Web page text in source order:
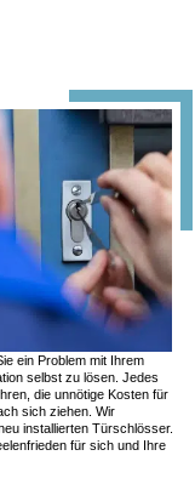
ein Problem mit Ihrem
selbst zu lösen. Jedes
die unnötige Kosten für
sich ziehen. Wir
installierten Türschlösser.
für sich und Ihre